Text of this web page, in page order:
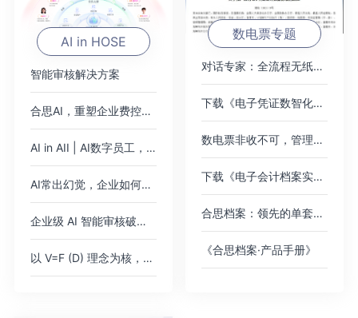
AI in HOSE
智能审核解决方案
合思AI，重塑企业费控范式
AI in AII | AI数字员工，即将加入你的公司
AI常出幻觉，企业如何应对？
企业级 AI 智能审核破解 2000 + 高端女装门店费控痛点，树连锁零售数智化新标杆
以 V=F (D) 理念为核，AI 对话式填单破报销痛点，驱动财务数智化价值跃迁
数电票专题
对话专家：全流程无纸化，破局数电票
下载《电子凭证数智化无需报销绿皮书》
数电票非收不可，管理难题如何绕过？
下载《电子会计档案实践案例集》
合思档案：领先的单套制电子会计档案管理平台
《合思档案·产品手册》